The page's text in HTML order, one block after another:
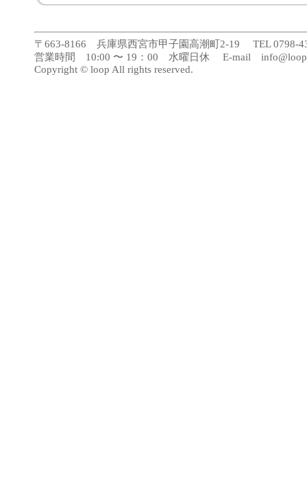
〒663-8166 兵庫県西宮市甲子園高潮町2-19 TEL 0798-
営業時間 10:00 〜 19：00 水曜日休 E-mail
Copyright © loop All rights reserved.